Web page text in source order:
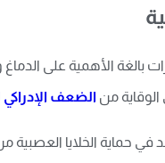
الأهمية على
من الضعف
الخلايا العصبية